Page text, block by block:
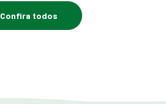
Confira todos